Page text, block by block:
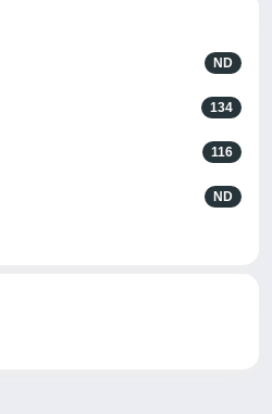
ND
134
116
ND